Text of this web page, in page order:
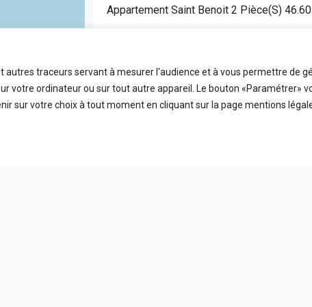
traceurs servant à mesurer l'audience et à vous permettre de
votre ordinateur ou sur tout autre appareil. Le bouton «Paramétrer»
sur votre choix à tout moment en cliquant sur la page mentions
Appartement Saint Benoit 2 Pièce(s)
2
Pièces
FDA7472
Référence
46.6
m2